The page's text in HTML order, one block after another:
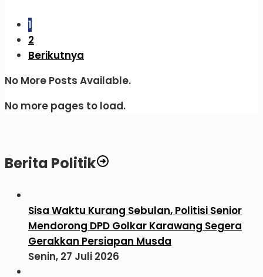
1
2
Berikutnya
No More Posts Available.
No more pages to load.
Berita Politik
Sisa Waktu Kurang Sebulan, Politisi Senior
Mendorong DPD Golkar Karawang Segera
Gerakkan Persiapan Musda
Senin, 27 Juli 2026